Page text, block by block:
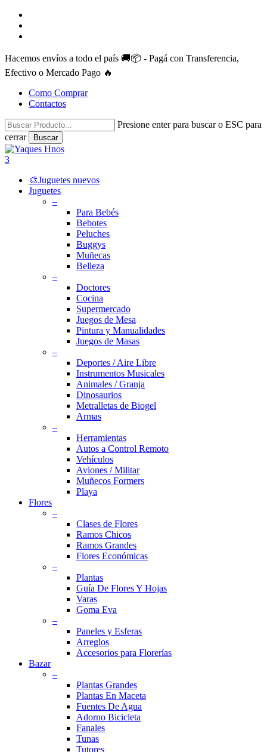
Skip
main
Hacemos envíos a todo el país 🚚📦 - Pagá con Transferencia,
Efectivo o Mercado Pago 🔥
Como Comprar
Contactos
Presione enter para buscar o ESC para
cerrar
Buscar
Close
Search
search
account
3
🎨Juguetes nuevos
Juguetes
–
Para Bebés
Bebotes
Peluches
Buggys
Muñecas
Belleza
–
Doctores
Cocina
Supermercado
Juegos de Mesa
Pintura y Manualidades
Juegos de Masas
–
Deportes / Aire Libre
Instrumentos Musicales
Animales / Granja
Dinosaurios
Metralletas de Biogel
Armas
–
Herramientas
Autos a Control Remoto
Vehículos
Aviones / Militar
Muñecos Formers
Playa
Flores
–
Clases de Flores
Ramos Chicos
Ramos Grandes
Flores Económicas
–
Plantas
Guía De Flores Y Hojas
Varas
Goma Eva
–
Paneles y Esferas
Arreglos
Accesorios para Florerías
Bazar
–
Plantas Grandes
Plantas En Maceta
Fuentes De Agua
Adorno Bicicleta
Fanales
Tunas
Tutores